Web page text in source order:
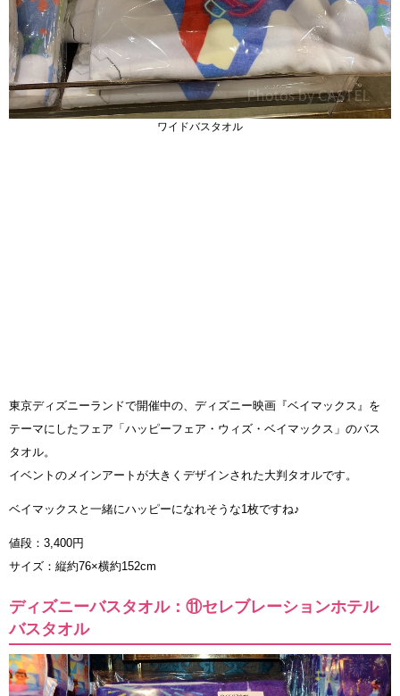
ワイドバスタオル
東京ディズニーランドで開催中の、ディズニー映画『ベイマックス』を
テーマにしたフェア「ハッピーフェア・ウィズ・ベイマックス」のバス
タオル。
イベントのメインアートが大きくデザインされた大判タオルです。
ベイマックスと一緒にハッピーになれそうな1枚ですね♪
値段：3,400円
サイズ：縦約76×横約152cm
ディズニーバスタオル：⑪セレブレーションホテル
バスタオル